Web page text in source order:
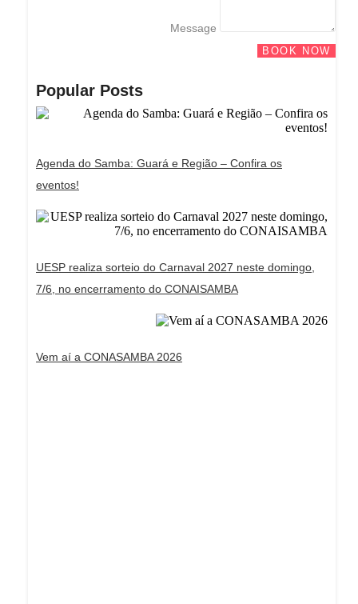
Message
BOOK NOW
Popular Posts
Agenda do Samba: Guará e Região – Confira os
eventos!
UESP realiza sorteio do Carnaval 2027 neste domingo,
7/6, no encerramento do CONAISAMBA
Vem aí a CONASAMBA 2026